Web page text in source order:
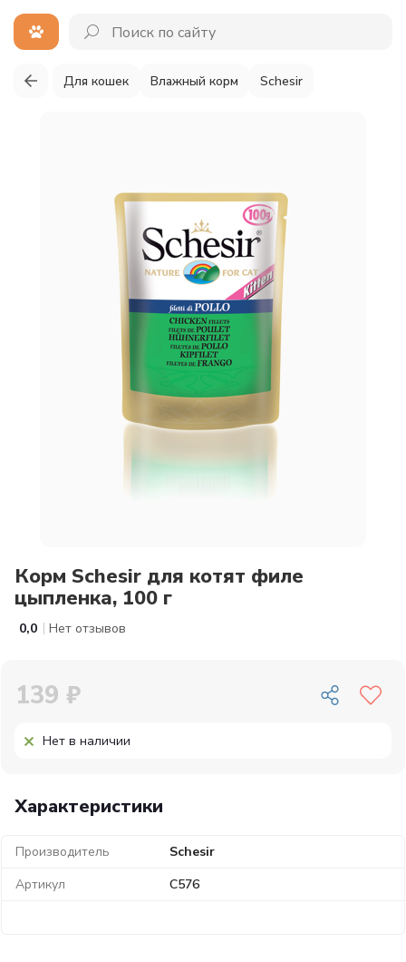
Для кошек Влажный корм Schesir
Корм Schesir для котят филе
цыпленка, 100 г
0,0 | Нет отзывов
Характеристики
Производитель
Schesir
Артикул
С576
139 ₽
Нет в наличии